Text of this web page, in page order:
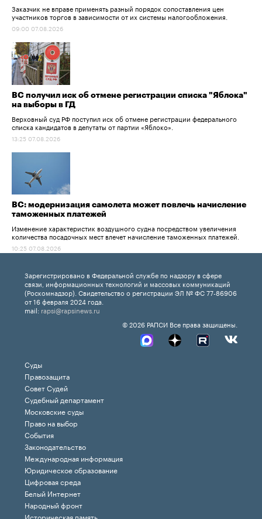
Заказчик не вправе применять разный порядок сопоставления цен
участников торгов в зависимости от их системы налогообложения.
09:00 07.08.2026
ВС получил иск об отмене регистрации списка "Яблока"
на выборы в ГД
Верховный суд РФ поступил иск об отмене регистрации федерального
списка кандидатов в депутаты от партии «Яблоко».
13:25 07.08.2026
ВС: модернизация самолета может повлечь начисление
таможенных платежей
Изменение характеристик воздушного судна посредством увеличения
количества посадочных мест влечет начисление таможенных платежей.
10:25 07.08.2026
Зарегистрировано в Федеральной службе по надзору в сфере
связи, информационных технологий и массовых коммуникаций
(Роскомнадзор). Свидетельство о регистрации ЭЛ № ФС 77-86906
от 16 февраля 2024 года.
mail: rapsi@rapsinews.ru
© 2026 РАПСИ Все права защищены.
Суды
Правозащита
Совет Судей
Судебный департамент
Московские суды
Право на выбор
События
Законодательство
Международная информация
Юридическое образование
Цифровая среда
Белый Интернет
Народный фронт
Историческая память